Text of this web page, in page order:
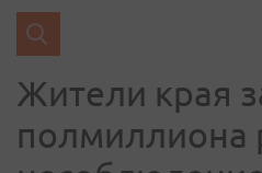
Жители края
полмиллиона